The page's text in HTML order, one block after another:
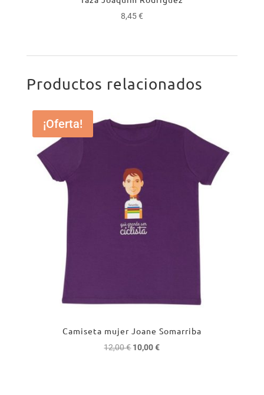
8,45€
Productos relacionados
¡Oferta!
Camiseta mujer Joane Somarriba
12,00€ El
10,00€El